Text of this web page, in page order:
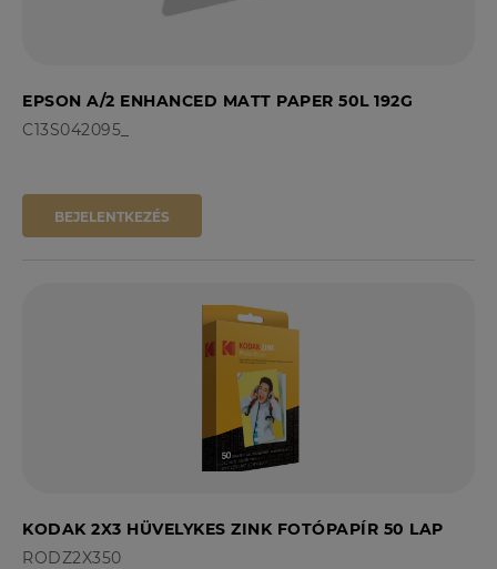
EPSON A/2 ENHANCED MATT PAPER 50L 192G
C13S042095_
BEJELENTKEZÉS
KODAK 2X3 HÜVELYKES ZINK FOTÓPAPÍR 50 LAP
RODZ2X350